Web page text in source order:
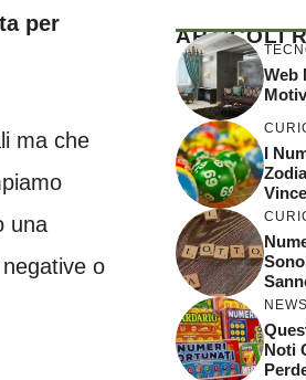
per
ma che
una
o
ARTICOLI
Web
I
NEWS
Noti